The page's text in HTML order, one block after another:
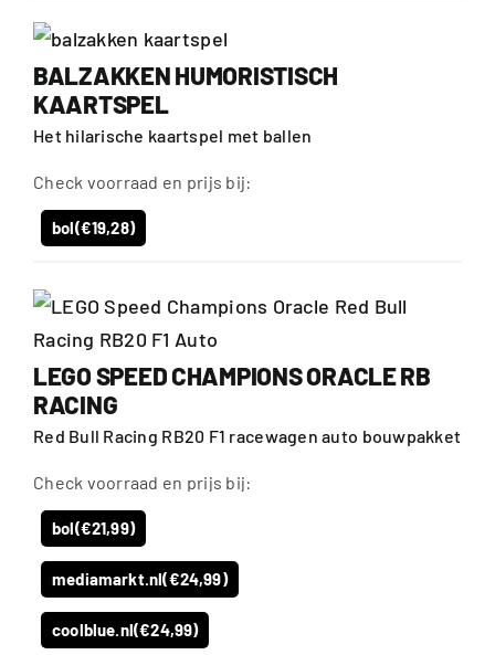
BALZAKKEN HUMORISTISCH
KAARTSPEL
Het hilarische kaartspel met ballen
Check voorraad en prijs bij:
bol(€19,28)
LEGO SPEED CHAMPIONS ORACLE RB
RACING
Red Bull Racing RB20 F1 racewagen auto bouwpakket
Check voorraad en prijs bij:
bol(€21,99)
mediamarkt.nl(€24,99)
coolblue.nl(€24,99)